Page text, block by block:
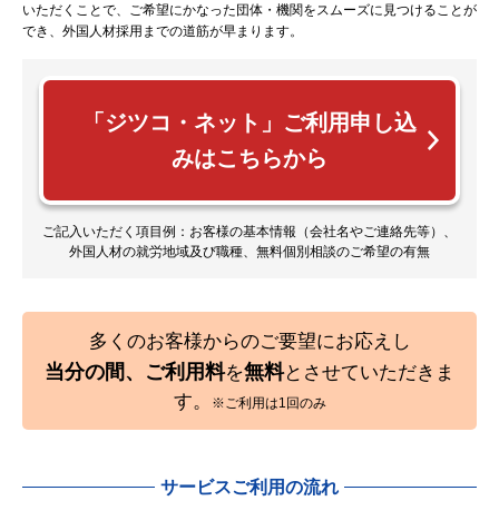
いただくことで、ご希望にかなった団体・機関をスムーズに見つけることが
でき、外国人材採用までの道筋が早まります。
「ジツコ・ネット」ご利用申し込
みはこちらから
ご記入いただく項目例：お客様の基本情報（会社名やご連絡先等）、
外国人材の就労地域及び職種、無料個別相談のご希望の有無
多くのお客様からのご要望にお応えし
当分の間、ご利用料を無料とさせていただきま
す。
※ご利用は1回のみ
サービスご利用の流れ